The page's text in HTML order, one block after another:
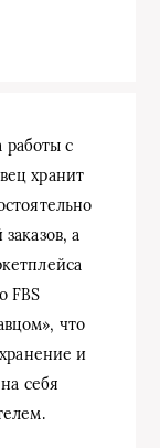
работы с
хранит
а
FBS
что
и
себя